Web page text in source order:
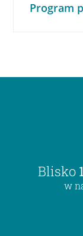
Program
Blisko
w